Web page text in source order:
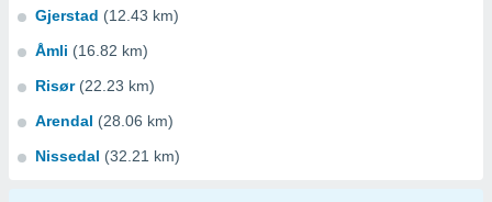
Gjerstad (12.43 km)
Åmli (16.82 km)
Risør (22.23 km)
Arendal (28.06 km)
Nissedal (32.21 km)